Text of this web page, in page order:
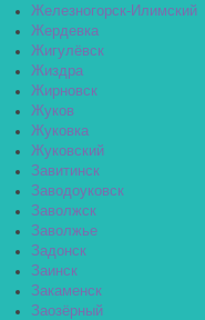
Железногорск-Илимский
Жердевка
Жигулёвск
Жиздра
Жирновск
Жуков
Жуковка
Жуковский
Завитинск
Заводоуковск
Заволжск
Заволжье
Задонск
Заинск
Закаменск
Заозёрный